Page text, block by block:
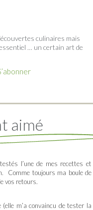
culinaires mais
… un certain art de
aimé
l’une de mes recettes et
Comme toujours ma boule de
vos retours.
m’a convaincu de tester la